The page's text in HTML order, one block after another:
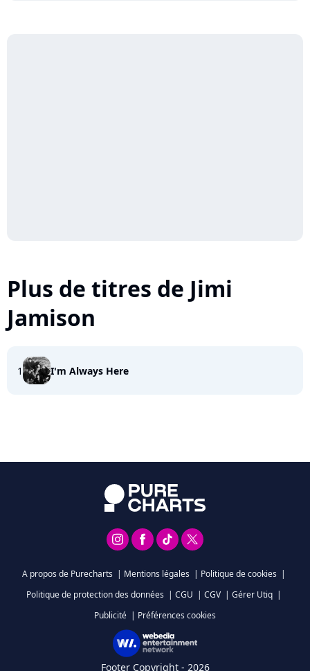
Plus de titres de Jimi
Jamison
1 I'm Always Here
A propos de Purecharts | Mentions légales | Politique de cookies |
Politique de protection des données | CGU | CGV | Gérer Utiq |
Publicité | Préférences cookies
Footer Copyright - 2026